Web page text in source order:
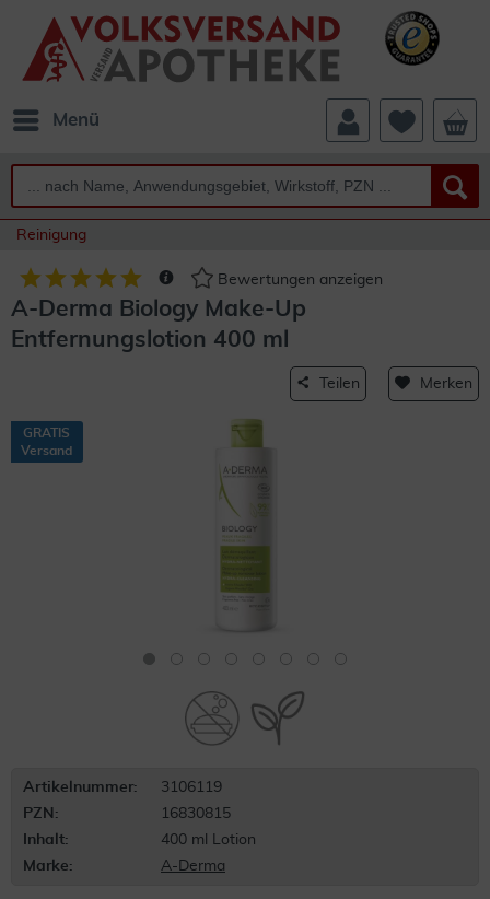
Menü
Reinigung
Bewertungen anzeigen
A-Derma Biology Make-Up
Entfernungslotion 400 ml
Teilen Merken
GRATIS
Versand
Artikelnummer:
3106119
PZN:
16830815
Inhalt:
400 ml Lotion
Marke:
A-Derma